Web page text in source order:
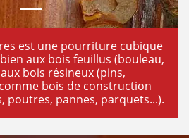
est une pourriture cubique
aux bois feuillus (bouleau,
bois résineux (pins,
bois de construction
poutres, pannes, parquets...).